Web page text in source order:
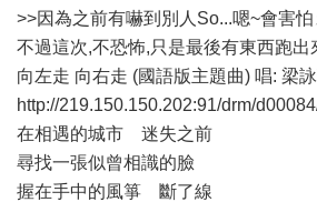
>>因為之前有嚇到別人So...嗯~會害
不過這次,不恐怖,只是最後有東西跑出
向左走 向右走 (國語版主題曲) 唱: 梁
http://219.150.150.202:91/drm/
在相遇的城市 迷失之前
尋找一張似曾相識的臉
握在手中的風箏 斷了線